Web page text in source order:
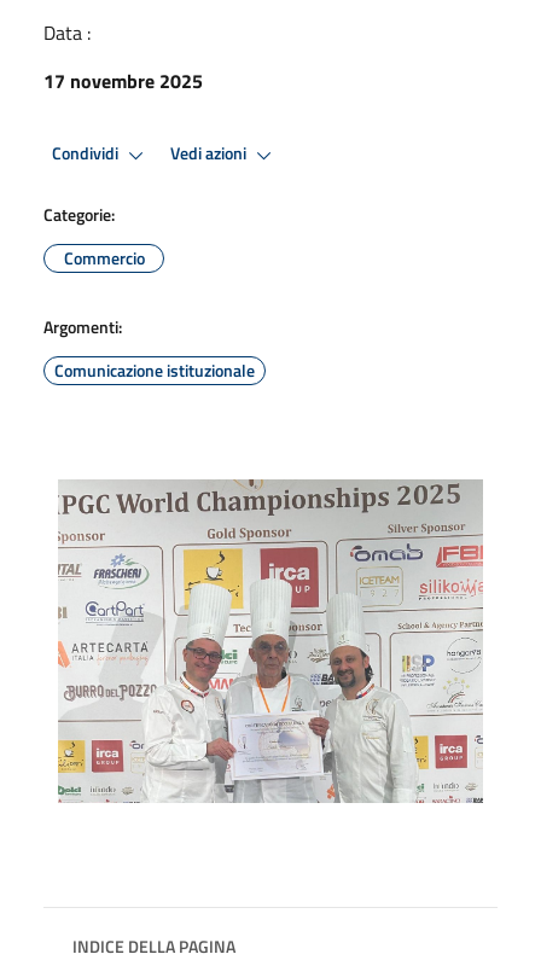
Data :
17 novembre 2025
Condividi Vedi azioni
Categorie:
Commercio
Argomenti:
Comunicazione istituzionale
INDICE DELLA PAGINA